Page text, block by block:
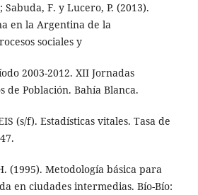
Sabuda, F. y Lucero, P. (2013).
en la Argentina de la
sociales y
2003-2012. XII Jornadas
de Población. Bahía Blanca.
(s/f). Estadísticas vitales. Tasa de
(1995). Metodología básica para
en ciudades intermedias. Bío-Bío: